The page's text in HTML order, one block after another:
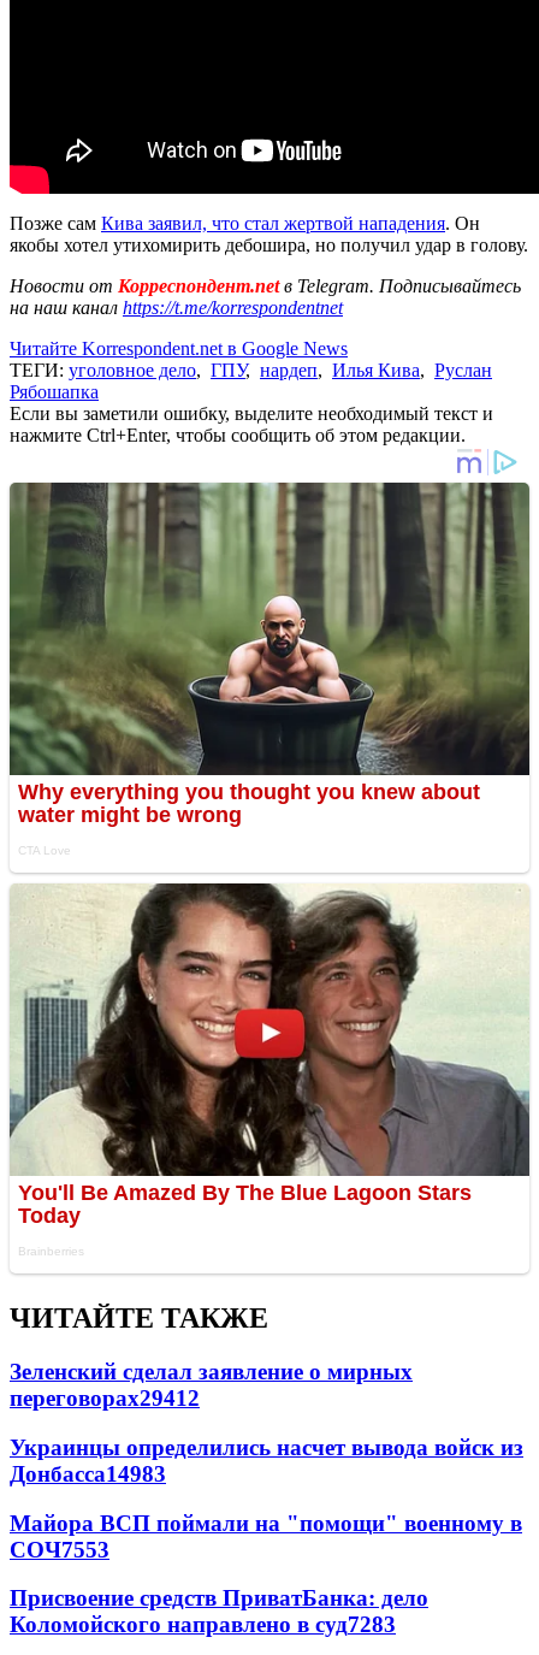
Позже сам Кива заявил, что стал жертвой нападения. Он
якобы хотел утихомирить дебошира, но получил удар в голову.
Новости от Корреспондент.netв Telegram. Подписывайтесь
на наш канал https://t.me/korrespondentnet
Читайте Korrespondent.net в Google News
ТЕГИ: уголовное дело, ГПУ, нардеп, Илья Кива, Руслан
Рябошапка
Если вы заметили ошибку, выделите необходимый текст и
нажмите Ctrl+Enter, чтобы сообщить об этом редакции.
ЧИТАЙТЕ ТАКЖЕ
Зеленский сделал заявление о мирных
переговорах29412
Украинцы определились насчет вывода войск из
Донбасса14983
Майора ВСП поймали на "помощи" военному в
СОЧ7553
Присвоение средств ПриватБанка: дело
Коломойского направлено в суд7283